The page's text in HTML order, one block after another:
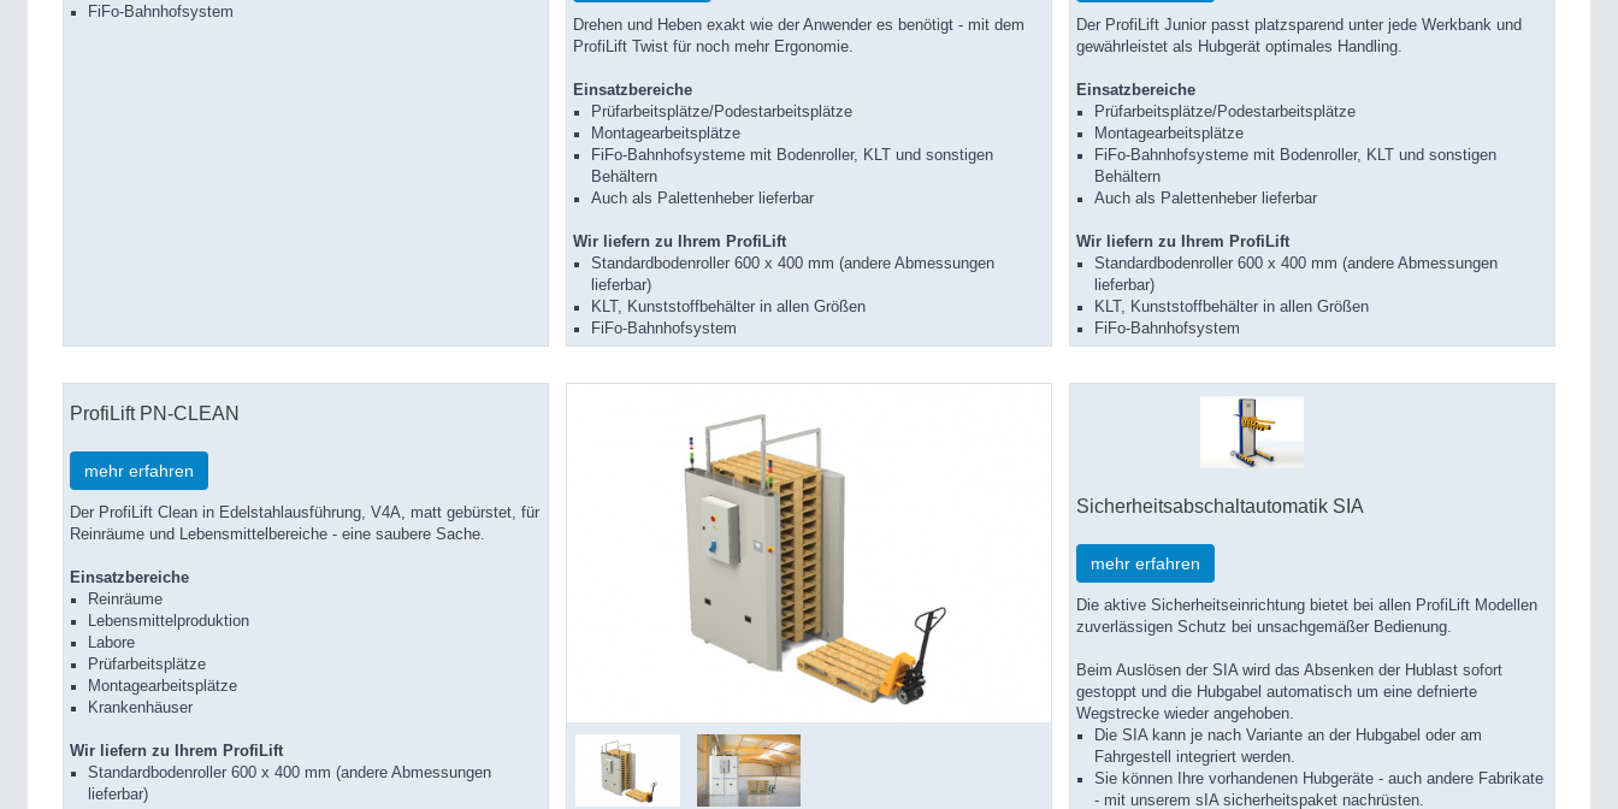
FiFo-Bahnhofsystem
Drehen und Heben exakt wie der Anwender es benötigt - mit dem
ProfiLift Twist für noch mehr Ergonomie.
Einsatzbereiche
Prüfarbeitsplätze/Podestarbeitsplätze
Montagearbeitsplätze
FiFo-Bahnhofsysteme mit Bodenroller, KLT und sonstigen
Behältern
Auch als Palettenheber lieferbar
Wir liefern zu Ihrem ProfiLift
Standardbodenroller 600 x 400 mm (andere Abmessungen
lieferbar)
KLT, Kunststoffbehälter in allen Größen
FiFo-Bahnhofsystem
Der ProfiLift Junior passt platzsparend unter jede Werkbank und
gewährleistet als Hubgerät optimales Handling.
Einsatzbereiche
Prüfarbeitsplätze/Podestarbeitsplätze
Montagearbeitsplätze
FiFo-Bahnhofsysteme mit Bodenroller, KLT und sonstigen
Behältern
Auch als Palettenheber lieferbar
Wir liefern zu Ihrem ProfiLift
Standardbodenroller 600 x 400 mm (andere Abmessungen
lieferbar)
KLT, Kunststoffbehälter in allen Größen
FiFo-Bahnhofsystem
ProfiLift PN-CLEAN
mehr erfahren
Der ProfiLift Clean in Edelstahlausführung, V4A, matt gebürstet, für
Reinräume und Lebensmittelbereiche - eine saubere Sache.
Einsatzbereiche
Reinräume
Lebensmittelproduktion
Labore
Prüfarbeitsplätze
Montagearbeitsplätze
Krankenhäuser
Wir liefern zu Ihrem ProfiLift
Standardbodenroller 600 x 400 mm (andere Abmessungen
lieferbar)
Sicherheitsabschaltautomatik SIA
mehr erfahren
Die aktive Sicherheitseinrichtung bietet bei allen ProfiLift Modellen
zuverlässigen Schutz bei unsachgemäßer Bedienung.
Beim Auslösen der SIA wird das Absenken der Hublast sofort
gestoppt und die Hubgabel automatisch um eine defnierte
Wegstrecke wieder angehoben.
Die SIA kann je nach Variante an der Hubgabel oder am
Fahrgestell integriert werden.
Sie können Ihre vorhandenen Hubgeräte - auch andere Fabrikate
- mit unserem sIA sicherheitspaket nachrüsten.